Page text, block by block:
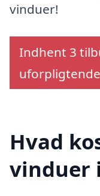
vinduer!
Indhent 3
uforpligtende
Hvad
vinduer